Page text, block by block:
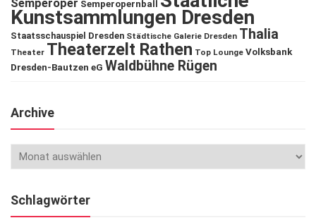
Semperoper Semperopernball
Kunstsammlungen Dresden
Staatsschauspiel Dresden Städtische Galerie Dresden Thalia
Theater Theaterzelt Rathen Top Lounge Volksbank
Dresden-Bautzen eG Waldbühne Rügen
Archive
Schlagwörter